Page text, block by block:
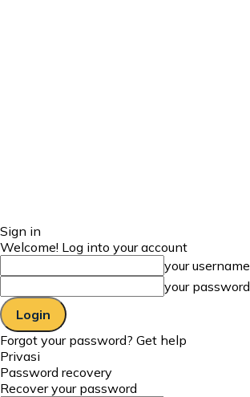
Sign in
Welcome! Log into your account
your username
your password
Forgot your password? Get help
Privasi
Password recovery
Recover your password